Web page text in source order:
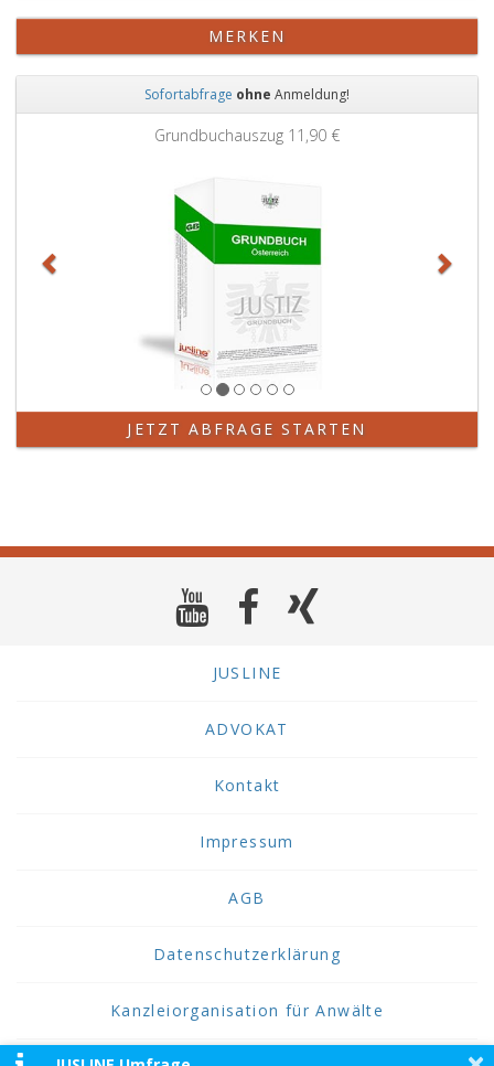
MERKEN
Sofortabfrage ohne Anmeldung!
Grundbuchauszug 11,90 €
JETZT ABFRAGE STARTEN
JUSLINE
ADVOKAT
Kontakt
Impressum
AGB
Datenschutzerklärung
Kanzleiorganisation für Anwälte